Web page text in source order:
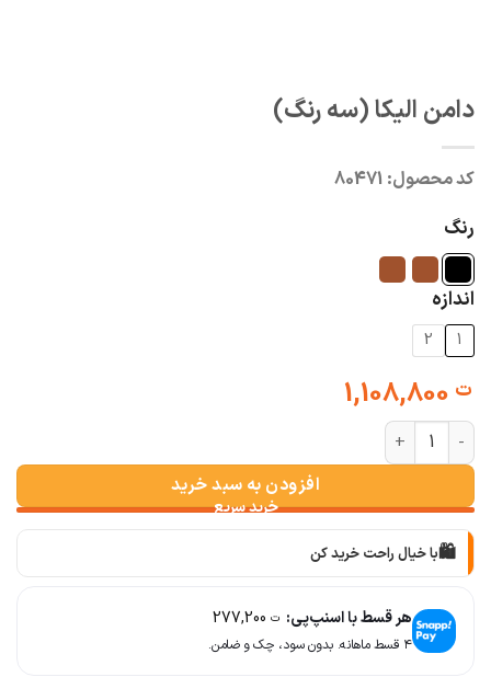
دامن الیکا (سه رنگ)
کد محصول:80471
رنگ
اندازه
2
ت1,108,800
دامن الیکا (سه رنگ) عدد
افزودن به سبد خرید
🛍️با خیال راحت خرید کن
🚚سریع به دستت می‌رسه
هر قسط با اسنپ‌پی: ت277,200
۴ قسط ماهانه. بدون سود، چک و ضامن.